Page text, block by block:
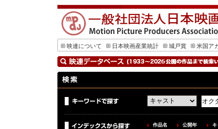
映連について 日本映画産業統計 城戸賞 米国ア
作品名 公開年